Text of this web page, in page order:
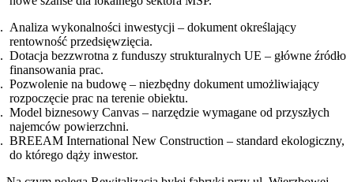
Analiza wykonalności inwestycji – dokument określający
rentowność przedsięwzięcia.
Dotacja bezzwrotna z funduszy strukturalnych UE – główne źródło
finansowania prac.
Pozwolenie na budowę – niezbędny dokument umożliwiający
rozpoczęcie prac na terenie obiektu.
Model biznesowy Canvas – narzędzie wymagane od przyszłych
najemców powierzchni.
BREEAM International New Construction – standard ekologiczny,
do którego dąży inwestor.